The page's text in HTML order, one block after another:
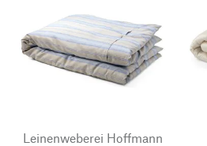
Leinenweberei Hoffmann